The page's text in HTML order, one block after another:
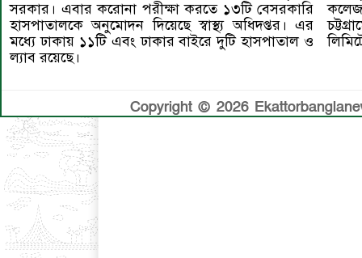
সরকার। এবার করোনা পরীক্ষা করতে ১৩টি বেসরকারি
হাসপাতালকে অনুমোদন দিয়েছে স্বাস্থ্য অধিদপ্তর। এর
মধ্যে ঢাকায় ১১টি এবং ঢাকার বাইরে দুটি হাসপাতাল ও
ল্যাব রয়েছে।
কলেজ
Copyright © 2026